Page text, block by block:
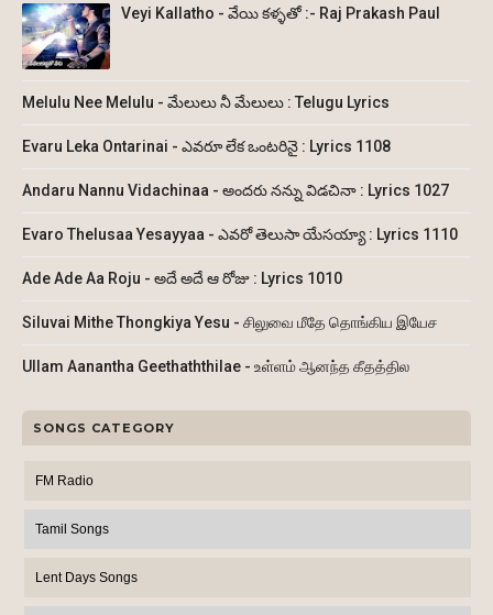
Veyi Kallatho - వేయి కళ్ళతో :- Raj Prakash Paul
Melulu Nee Melulu - మేలులు నీ మేలులు : Telugu Lyrics
Evaru Leka Ontarinai - ఎవరూ లేక ఒంటరినై : Lyrics 1108
Andaru Nannu Vidachinaa - అందరు నన్ను విడచినా : Lyrics 1027
Evaro Thelusaa Yesayyaa - ఎవరో తెలుసా యేసయ్యా : Lyrics 1110
Ade Ade Aa Roju - అదే అదే ఆ రోజు : Lyrics 1010
Siluvai Mithe Thongkiya Yesu - சிலுவை மீதே தொங்கிய இயேச
Ullam Aanantha Geethaththilae - உள்ளம் ஆனந்த கீதத்தில
SONGS CATEGORY
FM Radio
Tamil Songs
Lent Days Songs